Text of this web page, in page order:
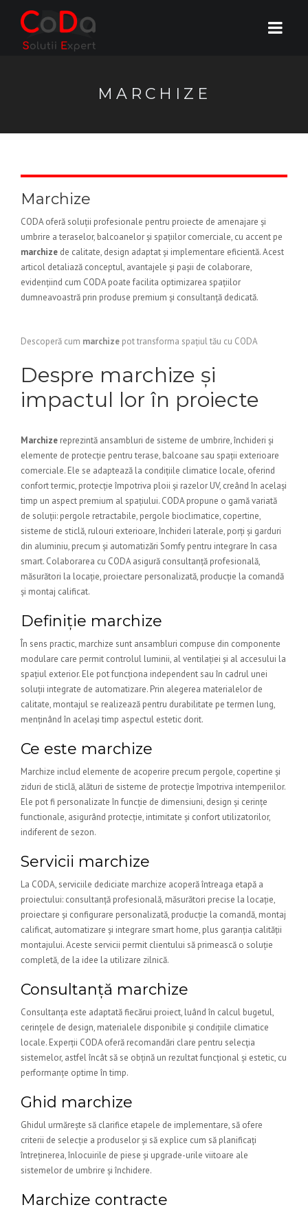
MARCHIZE
Marchize
CODA oferă soluții profesionale pentru proiecte de amenajare și
umbrire a teraselor, balcoanelor și spațiilor comerciale, cu accent pe
marchize de calitate, design adaptat și implementare eficientă. Acest
articol detaliază conceptul, avantajele și pașii de colaborare,
evidențiind cum CODA poate facilita optimizarea spațiilor
dumneavoastră prin produse premium și consultanță dedicată.
Descoperă cum marchize pot transforma spațiul tău cu CODA
Despre marchize și
impactul lor în proiecte
Marchize reprezintă ansambluri de sisteme de umbrire, închideri și
elemente de protecție pentru terase, balcoane sau spații exterioare
comerciale. Ele se adaptează la condițiile climatice locale, oferind
confort termic, protecție împotriva ploii și razelor UV, creând în același
timp un aspect premium al spațiului. CODA propune o gamă variată
de soluții: pergole retractabile, pergole bioclimatice, copertine,
sisteme de sticlă, rulouri exterioare, închideri laterale, porți și garduri
din aluminiu, precum și automatizări Somfy pentru integrare în casa
smart. Colaborarea cu CODA asigură consultanță profesională,
măsurători la locație, proiectare personalizată, producție la comandă
și montaj calificat.
Definiție marchize
În sens practic, marchize sunt ansambluri compuse din componente
modulare care permit controlul luminii, al ventilației și al accesului la
spațiul exterior. Ele pot funcționa independent sau în cadrul unei
soluții integrate de automatizare. Prin alegerea materialelor de
calitate, montajul se realizează pentru durabilitate pe termen lung,
menținând în același timp aspectul estetic dorit.
Ce este marchize
Marchize includ elemente de acoperire precum pergole, copertine și
ziduri de sticlă, alături de sisteme de protecție împotriva intemperiilor.
Ele pot fi personalizate în funcție de dimensiuni, design și cerințe
functionale, asigurând protecție, intimitate și confort utilizatorilor,
indiferent de sezon.
Servicii marchize
La CODA, serviciile dediciate marchize acoperă întreaga etapă a
proiectului: consultanță profesională, măsurători precise la locație,
proiectare și configurare personalizată, producție la comandă, montaj
calificat, automatizare și integrare smart home, plus garanția calității
montajului. Aceste servicii permit clientului să primească o soluție
completă, de la idee la utilizare zilnică.
Consultanță marchize
Consultanța este adaptată fiecărui proiect, luând în calcul bugetul,
cerințele de design, materialele disponibile și condițiile climatice
locale. Experții CODA oferă recomandări clare pentru selecția
sistemelor, astfel încât să se obțină un rezultat funcțional și estetic, cu
performanțe optime în timp.
Ghid marchize
Ghidul urmărește să clarifice etapele de implementare, să ofere
criterii de selecție a produselor și să explice cum să planificați
întreținerea, înlocuirile de piese și upgrade-urile viitoare ale
sistemelor de umbrire și închidere.
Marchize contracte